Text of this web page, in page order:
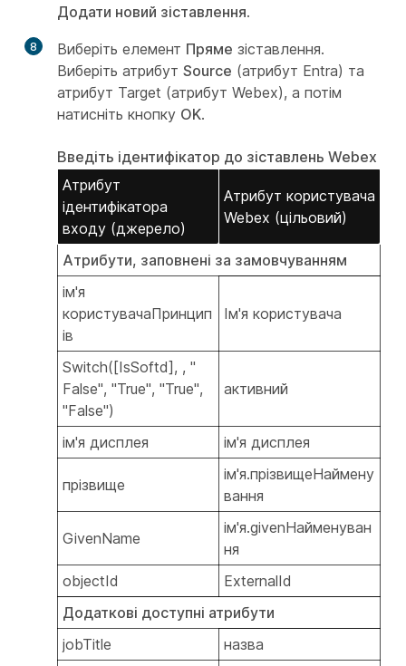
Додати новий зіставлення.
8 Виберіть елемент Пряме зіставлення.
Виберіть атрибут Source (атрибут Entra) та
атрибут Target (атрибут Webex), а потім
натисніть кнопку OK.
Введіть ідентифікатор до зіставлень Webex
Атрибут
ідентифікатора
входу (джерело)
Атрибут користувача
Webex (цільовий)
Атрибути, заповнені за замовчуванням
ім'я
користувачаПринцип
ів
Ім'я користувача
Switch([IsSoftd], , "
False", "True", "True",
"False")
активний
ім'я дисплея ім'я дисплея
прізвище
ім'я.прізвищеНаймену
вання
GivenName
ім'я.givenНайменуван
ня
objectId
ExternalId
Додаткові доступні атрибути
jobTitle
назва